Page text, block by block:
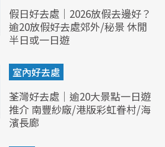
假日好去處｜2026放假去邊好？
逾20放假好去處郊外/秘景 休閒
半日或一日遊
室內好去處
荃灣好去處｜逾20大景點一日遊
推介 南豐紗廠/港版彩虹眷村/海
濱長廊